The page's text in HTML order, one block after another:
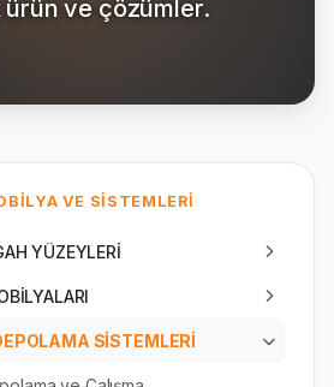
ürün ve çözümler.
VE SİSTEMLERİ
YÜZEYLERİ
SİSTEMLERİ